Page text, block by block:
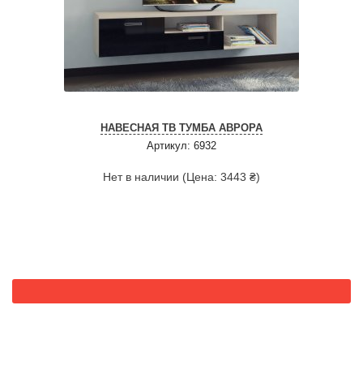
НАВЕСНАЯ ТВ ТУМБА АВРОРА
Артикул: 6932
Нет в наличии (Цена: 3443 ₴)